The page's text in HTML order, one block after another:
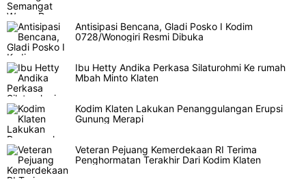
Antisipasi Bencana, Gladi Posko I Kodim
0728/Wonogiri Resmi Dibuka
Ibu Hetty Andika Perkasa Silaturohmi Ke rumah
Mbah Minto Klaten
Kodim Klaten Lakukan Penanggulangan Erupsi
Gunung Merapi
Veteran Pejuang Kemerdekaan RI Terima
Penghormatan Terakhir Dari Kodim Klaten